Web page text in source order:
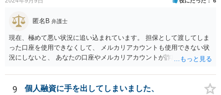
匿名B 弁護士
現在、極めて悪い状況に追い込まれています。 担保として渡してしま
った口座を使用できなくして、 メルカリアカウントも使用できない状
況にしないと、 あなたの口座やメルカリアカウントが詐欺や闇金の取
容疑で警察の調べを受けたり、第三者から損害賠償請求をされるなど
の過酷な状況へと追い込まれていきます。 警察や、金融機関、メルカ
9 個人融資に手を出してしまいました、